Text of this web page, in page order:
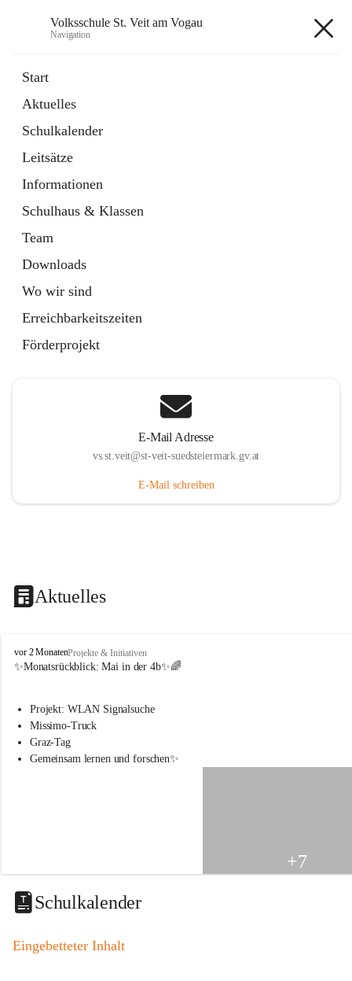
Volksschule St. Veit am Vogau
Navigation
Start
Aktuelles
Schulkalender
Leitsätze
Informationen
Schulhaus & Klassen
Team
Downloads
Wo wir sind
Erreichbarkeitszeiten
Förderprojekt
E-Mail Adresse
vs.st.veit@st-veit-suedsteiermark.gv.at
E-Mail schreiben
Aktuelles
V
o
s
s
c
i
t
a
o
vor 2 MonatenProjekte & Initiativen
✨Monatsrückblick: Mai in der 4b✨🌈
Projekt: WLAN Signalsuche
Missimo-Truck
Graz-Tag
Gemeinsam lernen und forschen✨
+7
Schulkalender
Eingebetteter Inhalt